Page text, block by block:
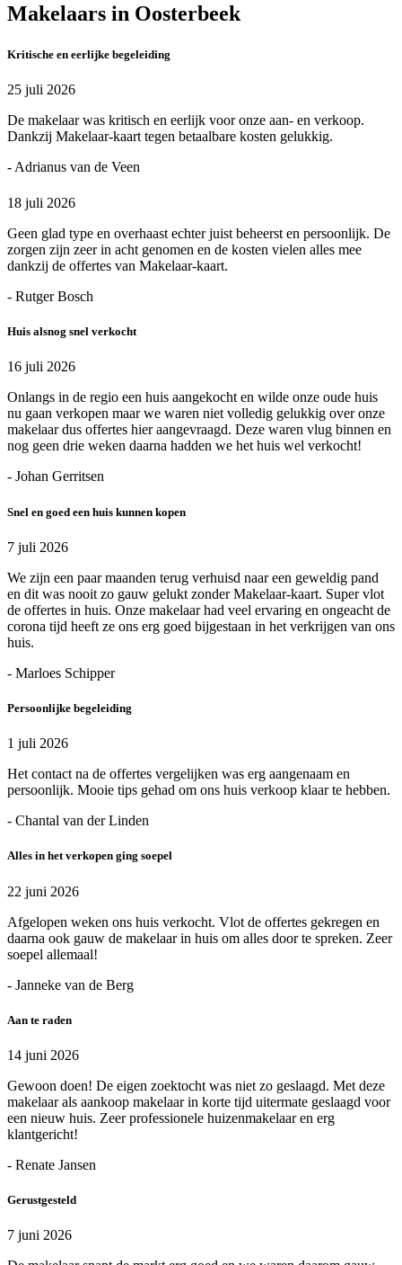
Makelaars in Oosterbeek
Kritische en eerlijke begeleiding
25 juli 2026
De makelaar was kritisch en eerlijk voor onze aan- en verkoop.
Dankzij Makelaar-kaart tegen betaalbare kosten gelukkig.
- Adrianus van de Veen
18 juli 2026
Geen glad type en overhaast echter juist beheerst en persoonlijk. De
zorgen zijn zeer in acht genomen en de kosten vielen alles mee
dankzij de offertes van Makelaar-kaart.
- Rutger Bosch
Huis alsnog snel verkocht
16 juli 2026
Onlangs in de regio een huis aangekocht en wilde onze oude huis
nu gaan verkopen maar we waren niet volledig gelukkig over onze
makelaar dus offertes hier aangevraagd. Deze waren vlug binnen en
nog geen drie weken daarna hadden we het huis wel verkocht!
- Johan Gerritsen
Snel en goed een huis kunnen kopen
7 juli 2026
We zijn een paar maanden terug verhuisd naar een geweldig pand
en dit was nooit zo gauw gelukt zonder Makelaar-kaart. Super vlot
de offertes in huis. Onze makelaar had veel ervaring en ongeacht de
corona tijd heeft ze ons erg goed bijgestaan in het verkrijgen van ons
huis.
- Marloes Schipper
Persoonlijke begeleiding
1 juli 2026
Het contact na de offertes vergelijken was erg aangenaam en
persoonlijk. Mooie tips gehad om ons huis verkoop klaar te hebben.
- Chantal van der Linden
Alles in het verkopen ging soepel
22 juni 2026
Afgelopen weken ons huis verkocht. Vlot de offertes gekregen en
daarna ook gauw de makelaar in huis om alles door te spreken. Zeer
soepel allemaal!
- Janneke van de Berg
Aan te raden
14 juni 2026
Gewoon doen! De eigen zoektocht was niet zo geslaagd. Met deze
makelaar als aankoop makelaar in korte tijd uitermate geslaagd voor
een nieuw huis. Zeer professionele huizenmakelaar en erg
klantgericht!
- Renate Jansen
Gerustgesteld
7 juni 2026